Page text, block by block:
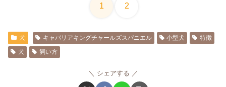
1 2
犬 キャバリアキングチャールズスパニエル 小型犬
特徴
犬
飼い方
シェアする